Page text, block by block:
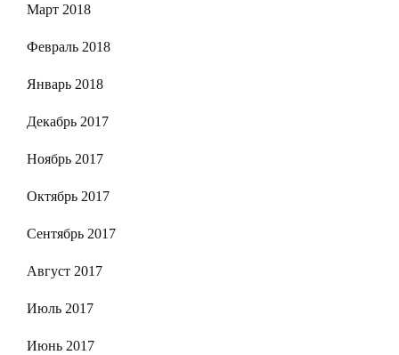
Март 2018
Февраль 2018
Январь 2018
Декабрь 2017
Ноябрь 2017
Октябрь 2017
Сентябрь 2017
Август 2017
Июль 2017
Июнь 2017